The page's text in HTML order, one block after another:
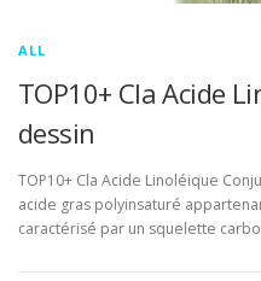
ALL
TOP10+ Cla Acide
dessin
TOP10+ Cla Acide Linoléique
acide gras polyinsaturé
caractérisé par un squelette